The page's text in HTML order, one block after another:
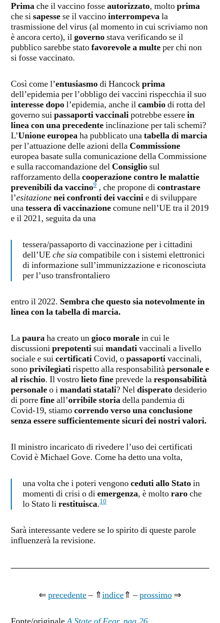
Primache il vaccino fosseautorizzato, moltoprima
che sisapessese il vaccinointerrompevala
trasmissione del virus (al momento in cui scriviamo non
è ancora certo), ilgovernostava verificando se il
pubblico sarebbe statofavorevole a multeper chi non
si fosse vaccinato.
Così come l’entusiasmodi Hancockprima
dell’epidemia per l’obbligo dei vaccini rispecchia il suo
interesse dopol’epidemia, anche ilcambiodi rotta del
governo suipassaporti vaccinalipotrebbe esserein
linea con una precedenteinclinazione per tali schemi?
L’Unione europeaha pubblicato unatabella di marcia
per l’attuazione delle azioni della Commissione
europea basate sulla comunicazione della Commissione
e sulla raccomandazione del Consigliosul
rafforzamento dellacooperazione contro le malattie
prevenibili da vaccino9 , che propone dicontrastare
l’esitazionenei confronti dei vaccinie di sviluppare
unatessera di vaccinazionecomune nell’UE tra il 2019
e il 2021, seguita da una
tessera/passaporto di vaccinazione per i cittadini
dell’UE che siacompatibile con i sistemi elettronici
di informazione sull’immunizzazione e riconosciuta
per l’uso transfrontaliero
entro il 2022. Sembra che questo sia notevolmente in
linea con la tabella di marcia.
Lapauraha creato ungioco moralein cui le
discussioniprepotentisuimandativaccinali a livello
sociale e suicertificatiCovid, opassaportivaccinali,
sonoprivilegiatirispetto alla responsabilitàpersonale e
al rischio. Il vostrolieto fineprevede laresponsabilità
personaleo imandati statali? Neldisperatodesiderio
di porrefineall’orribile storiadella pandemia di
Covid-19, stiamocorrendo verso una conclusione
senza essere sufficientemente sicuri dei nostri valori.
Il ministro incaricato di rivedere l’uso dei certificati
Covid è Michael Gove. Come ha detto una volta,
una volta che i poteri vengonoceduti allo Statoin
momenti di crisi o diemergenza, è moltoraroche
lo Stato lirestituisca.10
Sarà interessante vedere se lo spirito di queste parole
influenzerà la revisione.
⇐ precedente– ⇑indice⇑ –prossimo ⇒